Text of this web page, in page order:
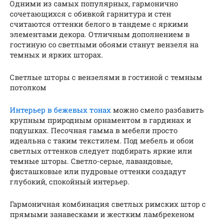
Одними из самых популярных, гармонично
сочетающихся с обивкой гарнитура и стен
считаются оттенки белого в тандеме с яркими
элементами декора. Отличным дополнением в
гостиную со светлыми обоями станут вензеля на
темных и ярких шторах.
Светлые шторы с вензелями в гостиной с темным
потолком
Интерьер в бежевых тонах можно смело разбавить
крупным природным орнаментом в гардинах и
подушках. Песочная гамма в мебели просто
идеальна с таким текстилем. Под мебель и обои
светлых оттенков следует подбирать яркие или
темные шторы. Светло-серые, лавандовые,
фисташковые или пудровые оттенки создадут
глубокий, спокойный интерьер.
Гармоничная комбинация светлых римских штор с
прямыми занавесками и жестким ламбрекеном